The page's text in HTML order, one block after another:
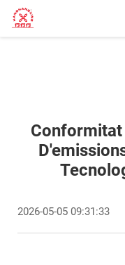
Productes
Sobre Nosaltres
Casos
2026-05-05 09:31:33